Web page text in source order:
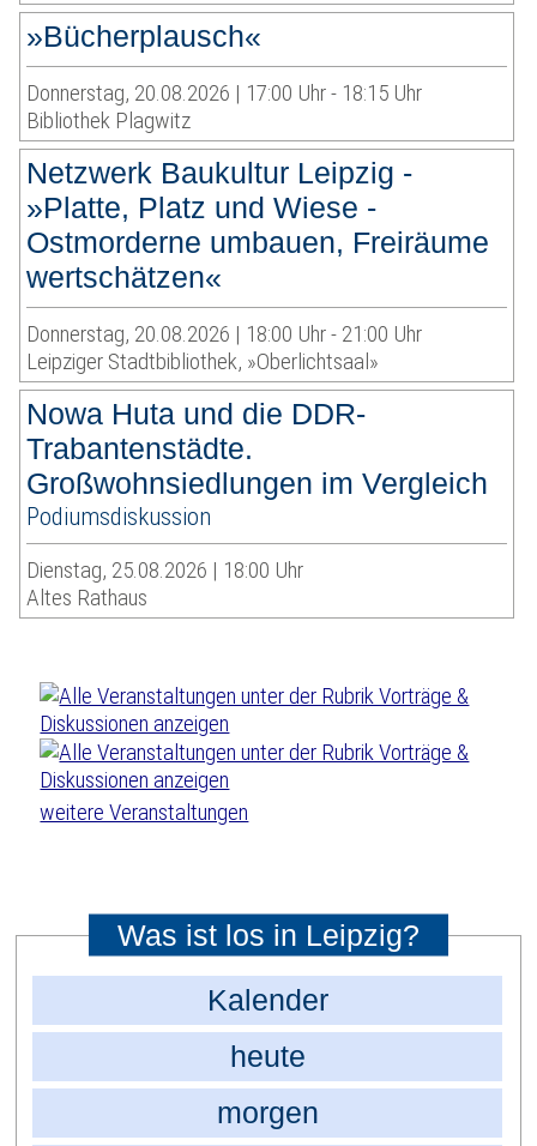
»Bücherplausch«
Donnerstag, 20.08.2026 | 17:00 Uhr - 18:15 Uhr
Bibliothek Plagwitz
Netzwerk Baukultur Leipzig -
»Platte, Platz und Wiese -
Ostmorderne umbauen, Freiräume
wertschätzen«
Donnerstag, 20.08.2026 | 18:00 Uhr - 21:00 Uhr
Leipziger Stadtbibliothek, »Oberlichtsaal»
Nowa Huta und die DDR-
Trabantenstädte.
Großwohnsiedlungen im Vergleich
Podiumsdiskussion
Dienstag, 25.08.2026 | 18:00 Uhr
Altes Rathaus
weitere Veranstaltungen
Was ist los in Leipzig?
Kalender
heute
morgen